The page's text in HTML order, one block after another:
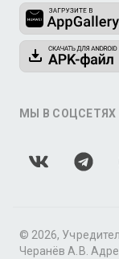
МЫ В СОЦСЕТЯХ
© 2026,
Черанёв А.В.